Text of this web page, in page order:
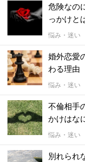
危険なの
っかけと
悩み・迷い
婚外恋愛
わる理由
悩み・迷い
不倫相手
かけはな
悩み・迷い
別れられ